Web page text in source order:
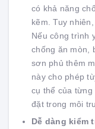
có khả năng
kẽm. Tuy
Nếu công trình
chống ăn mòn,
sơn phủ thêm
này cho phép
cụ thể của
đặt trong môi
Dễ dàng kiểm